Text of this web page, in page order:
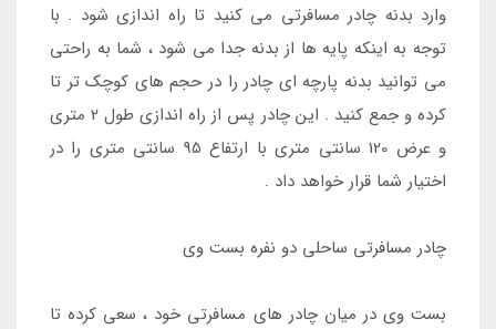
وارد بدنه چادر مسافرتی می کنید تا راه اندازی شود . با
توجه به اینکه پایه ها از بدنه جدا می شود ، شما به راحتی
می توانید بدنه پارچه ای چادر را در حجم های کوچک تر تا
کرده و جمع کنید . این چادر پس از راه اندازی طول 2 متری
و عرض 120 سانتی متری با ارتفاع 95 سانتی متری را در
اختیار شما قرار خواهد داد .
چادر مسافرتی ساحلی دو نفره بست وی
بست وی در میان چادر های مسافرتی خود ، سعی کرده تا